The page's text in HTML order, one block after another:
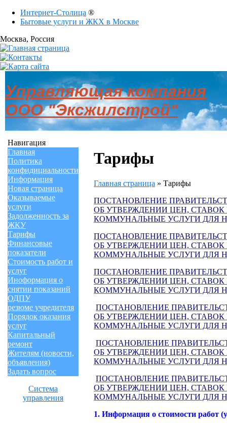
Интернет-Столица ®
Бытовые услуги и ЖКХ в Москве
Москва, Россия
Управляющая компания
ООО "Эксжилстрой"
Навигация
Главная
Политика
конфидициальности
Информация
Новая страница
Оказываемые
услуги
Задолженность за
ЖКУ
Тарифы
Финансовые
показатели
Стоимость работ и
услуг
Иноформация о
снятии показаний
ОДПУ
резюме учредителя
Порядок оказания
услуг
Капитальный
ремонт
Жителям (новости,
объявления)
Задать вопрос
Система
управления
Тарифы
Главная страница » Тарифы
ПОСТАНОВЛЕНИЕ
ОБ УТВЕРЖДЕНИИ ЦЕН,
КОММУНАЛЬНЫЕ УСЛУГИ ДЛЯ
ПОСТАНОВЛЕНИЕ
ОБ УТВЕРЖДЕНИИ ЦЕН,
КОММУНАЛЬНЫЕ УСЛУГИ ДЛЯ
ПОСТАНОВЛЕНИЕ
ОБ УТВЕРЖДЕНИИ ЦЕН,
КОММУНАЛЬНЫЕ УСЛУГИ ДЛЯ
ПОСТАНОВЛЕНИЕ
ОБ УТВЕРЖДЕНИИ ЦЕН,
КОММУНАЛЬНЫЕ УСЛУГИ ДЛЯ
ПОСТАНОВЛЕНИЕ
ОБ УТВЕРЖДЕНИИ ЦЕН,
КОММУНАЛЬНЫЕ УСЛУГИ ДЛЯ
ПОСТАНОВЛЕНИЕ
ОБ УТВЕРЖДЕНИИ ЦЕН,
КОММУНАЛЬНЫЕ УСЛУГИ ДЛЯ
1. Информация о стоимости работ